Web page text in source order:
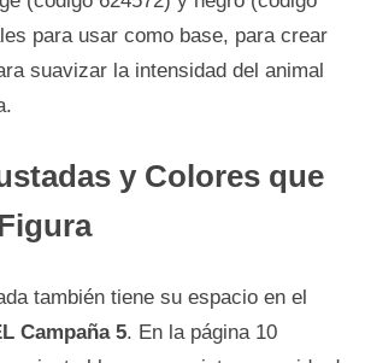
para usar como base, para crear
suavizar la intensidad del animal
y Colores que
también tiene su espacio en el
Campaña 5. En la página 10